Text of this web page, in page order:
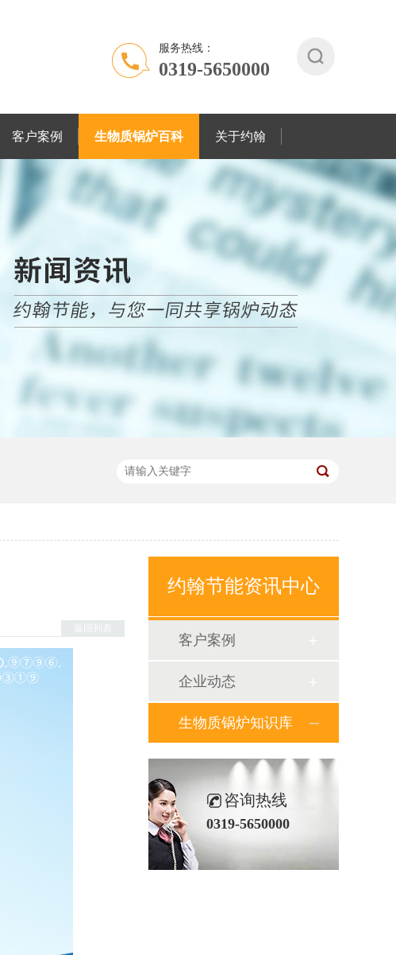
服务热线：
0319-5650000
客户案例 生物质锅炉百科 关于约翰
返回列表
约翰节能资讯中心
客户案例
企业动态
生物质锅炉知识库
咨询热线
0319-5650000